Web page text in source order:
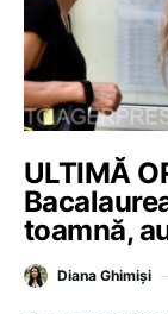
ULTIMĂ
toamnă,
Diana Ghimiși